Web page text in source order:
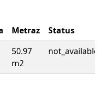
Metraz
Status
50.97
m2
not_available